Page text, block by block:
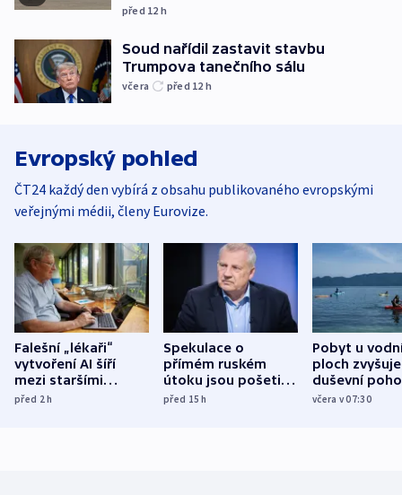
před 12 h
Soud nařídil zastavit stavbu
Trumpova tanečního sálu
včera před 12 h
Evropský pohled
ČT24 každý den vybírá z obsahu publikovaného evropskými
veřejnými médii, členy Eurovize.
Falešní „lékaři“
vytvoření AI šíří
mezi staršími
Poláky nebezpečné
před 2h
Spekulace o
přímém ruském
útoku jsou pošetilé,
míní estonský
před 15h
Pobyt u
ploch zvyšuje
duševní
ukázala
včera v 07:30